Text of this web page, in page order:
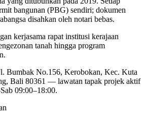
bangunan (PBG) sendiri; dokumen
disahkan oleh notari bebas.
kerjasama rapat institusi kerajaan
tanah hingga program
Bumbak No.156, Kerobokan, Kec. Kuta
Bali 80361 — lawatan tapak projek aktif
09:00–18:00.